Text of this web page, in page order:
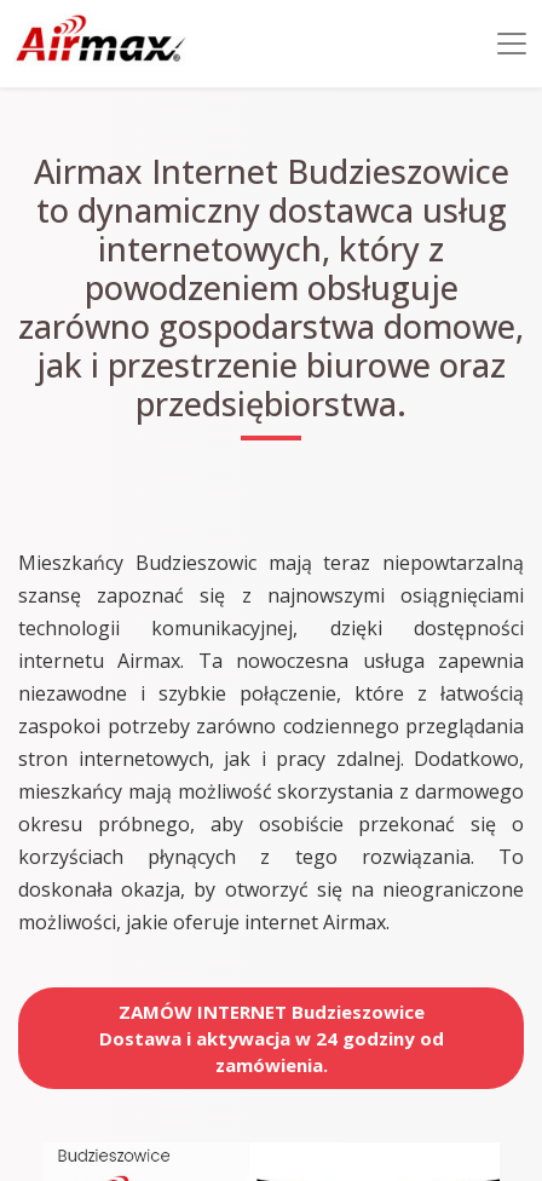
Airmax Internet Budzieszowice
to dynamiczny dostawca usług
internetowych, który z
powodzeniem obsługuje
zarówno gospodarstwa domowe,
jak i przestrzenie biurowe oraz
przedsiębiorstwa.
Mieszkańcy Budzieszowic mają teraz niepowtarzalną
szansę zapoznać się z najnowszymi osiągnięciami
technologii komunikacyjnej, dzięki dostępności
internetu Airmax. Ta nowoczesna usługa zapewnia
niezawodne i szybkie połączenie, które z łatwością
zaspokoi potrzeby zarówno codziennego przeglądania
stron internetowych, jak i pracy zdalnej. Dodatkowo,
mieszkańcy mają możliwość skorzystania z darmowego
okresu próbnego, aby osobiście przekonać się o
korzyściach płynących z tego rozwiązania. To
doskonała okazja, by otworzyć się na nieograniczone
możliwości, jakie oferuje internet Airmax.
ZAMÓW INTERNET Budzieszowice
Dostawa i aktywacja w 24 godziny od
zamówienia.